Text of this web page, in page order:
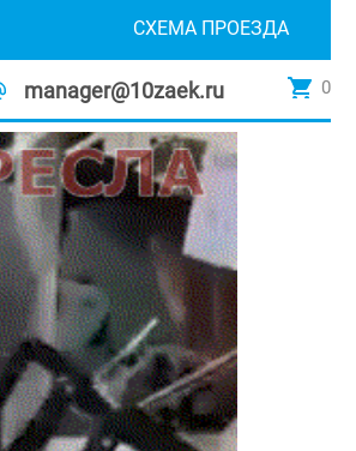
СХЕМА ПРОЕЗДА
manager@10zaek.ru 0